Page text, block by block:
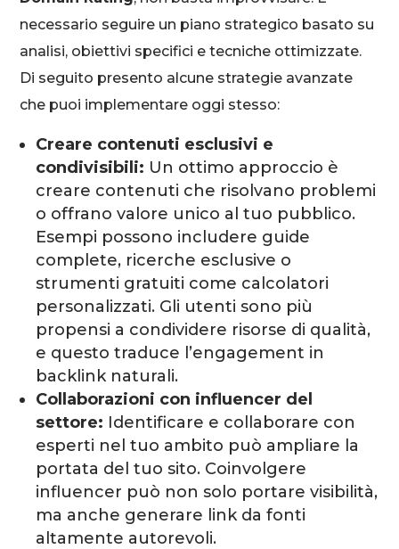
necessario seguire un piano strategico basato su
analisi, obiettivi specifici e tecniche ottimizzate.
Di seguito presento alcune strategie avanzate
che puoi implementare oggi stesso:
Creare contenuti esclusivi e
condivisibili: Un ottimo approccio è
creare contenuti che risolvano problemi
o offrano valore unico al tuo pubblico.
Esempi possono includere guide
complete, ricerche esclusive o
strumenti gratuiti come calcolatori
personalizzati. Gli utenti sono più
propensi a condividere risorse di qualità,
e questo traduce l’engagement in
backlink naturali.
Collaborazioni con influencer del
settore: Identificare e collaborare con
esperti nel tuo ambito può ampliare la
portata del tuo sito. Coinvolgere
influencer può non solo portare visibilità,
ma anche generare link da fonti
altamente autorevoli.